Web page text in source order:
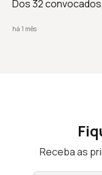
Dos 32
há 1 mês
Receba as